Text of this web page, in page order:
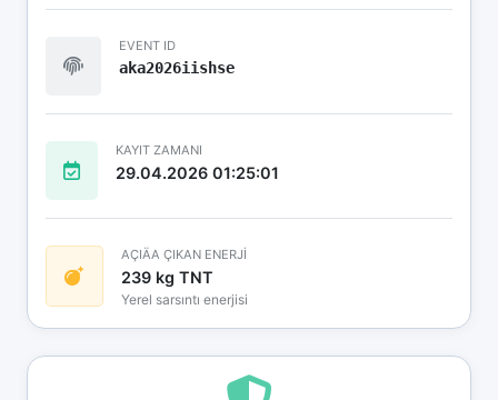
EVENT ID
aka2026iishse
KAYIT ZAMANI
29.04.2026 01:25:01
AÇIÄA ÇIKAN ENERJİ
239 kg TNT
Yerel sarsıntı enerjisi